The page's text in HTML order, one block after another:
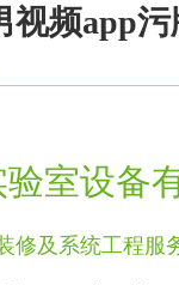
频app
室设备
修及系统工程服